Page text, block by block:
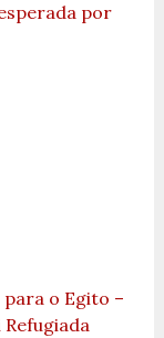
por
para o Egito –